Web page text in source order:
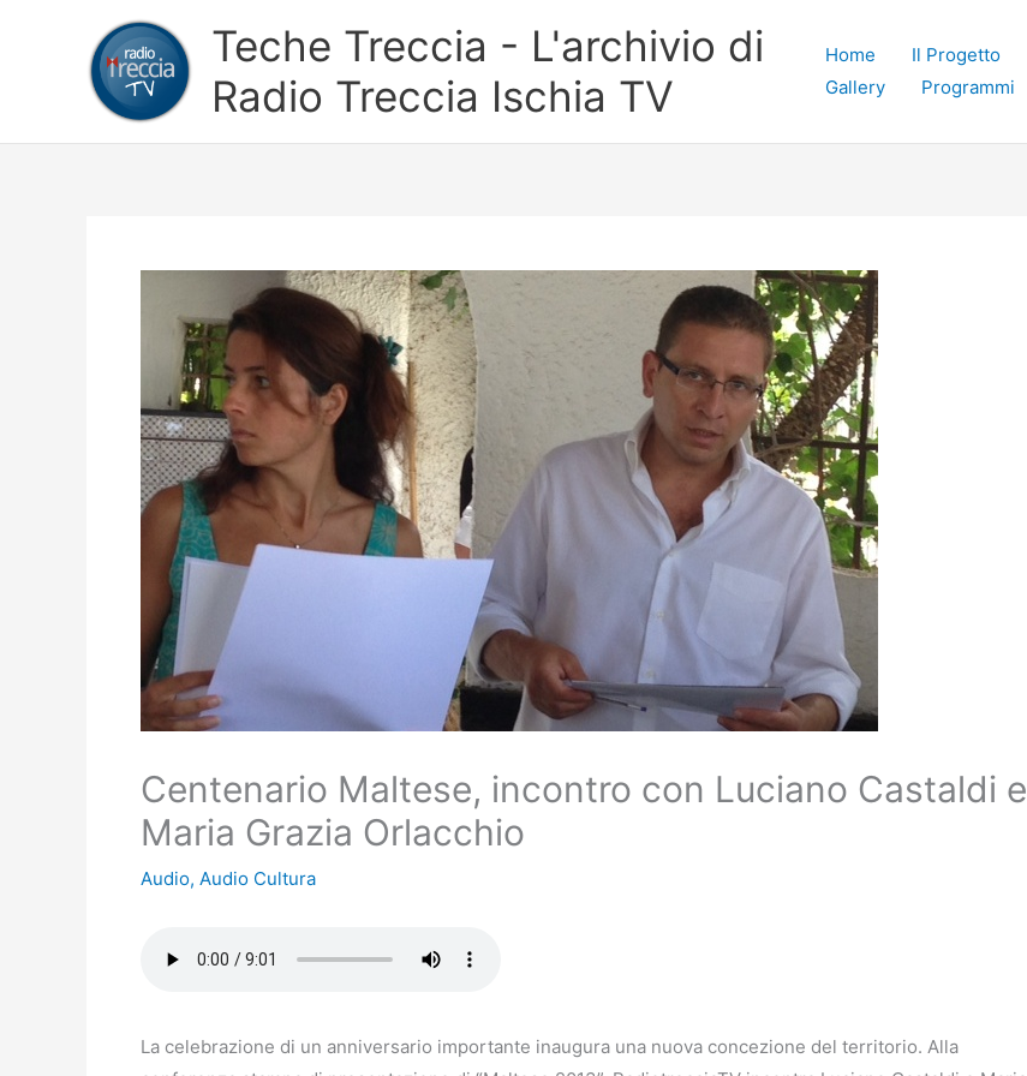
Teche Treccia - L'archivio di
Radio Treccia Ischia TV
Home Il Progetto
Gallery
Programmi
Centenario Maltese, incontro con Luciano Castaldi e
Maria Grazia Orlacchio
Audio, Audio Cultura
La celebrazione di un anniversario importante inaugura una nuova concezione del territorio. Alla